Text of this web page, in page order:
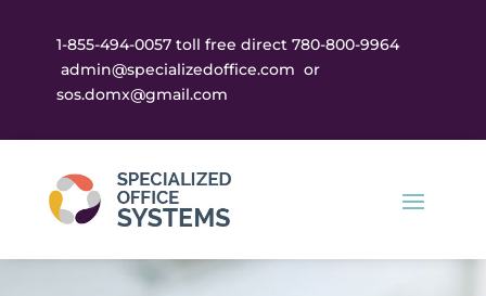
1-855-494-0057 toll free direct 780-800-9964
admin@specializedoffice.com or
sos.domx@gmail.com